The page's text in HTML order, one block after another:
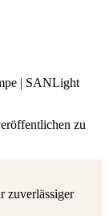
| SANLight
zu
zuverlässiger